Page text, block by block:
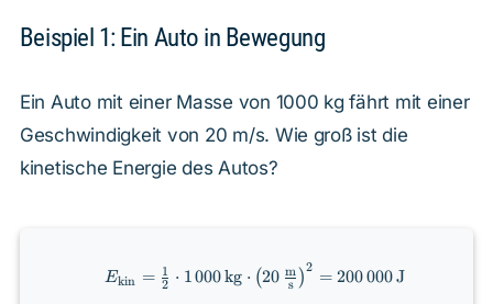
Beispiel 1: Ein Auto in Bewegung
Ein Auto mit einer Masse von 1000 kg fährt mit einer
Geschwindigkeit von 20 m/s. Wie groß ist die
kinetische Energie des Autos?
E_{\text{kin}} =
\frac{1}{2} \cdot
Ekin = 2
1 ⋅ 1000kg ⋅ (20 s
m )2 = 200000J